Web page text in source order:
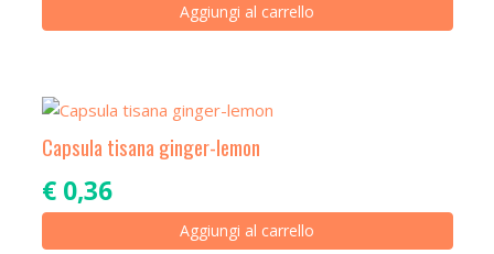
Aggiungi al carrello
Capsula tisana ginger-lemon
€0,36
Aggiungi al carrello